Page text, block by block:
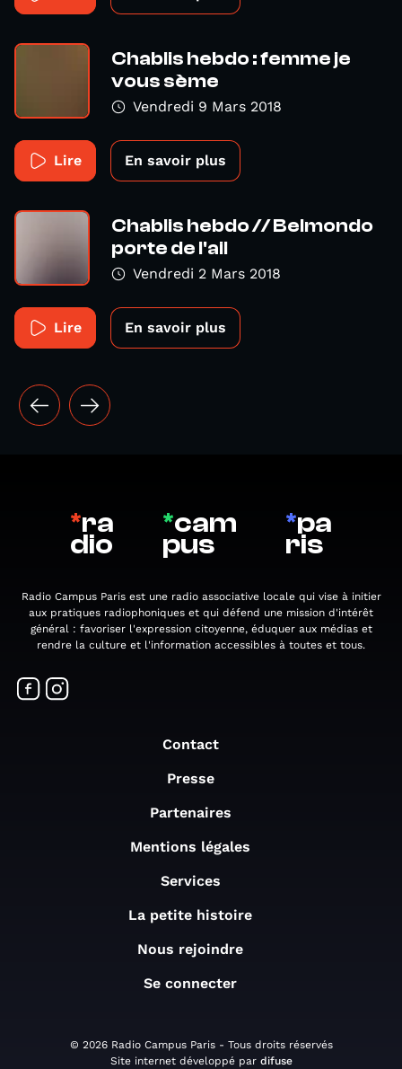
Chablis hebdo : femme je
vous sème
Vendredi 9 Mars 2018
Lire En savoir plus
Chablis hebdo // Belmondo
porte de l'ail
Vendredi 2 Mars 2018
Lire En savoir plus
*ra
dio
*cam
pus
*pa
ris
Radio Campus Paris est une radio associative locale qui vise à initier
aux pratiques radiophoniques et qui défend une mission d'intérêt
général : favoriser l'expression citoyenne, éduquer aux médias et
rendre la culture et l'information accessibles à toutes et tous.
Contact
Presse
Partenaires
Mentions légales
Services
La petite histoire
Nous rejoindre
Se connecter
© 2026 Radio Campus Paris - Tous droits réservés
Site internet développé par difuse